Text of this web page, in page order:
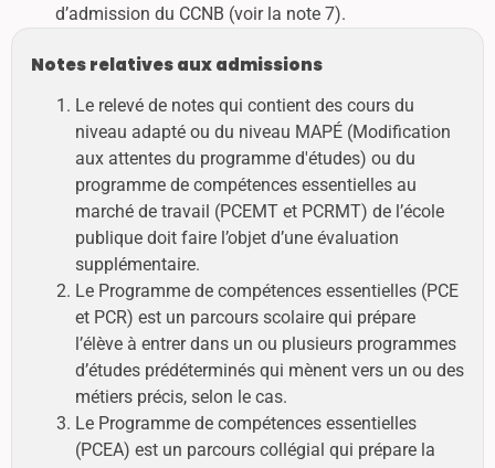
d’admission du CCNB (voir la note 7).
Notes relatives aux admissions
Le relevé de notes qui contient des cours du
niveau adapté ou du niveau MAPÉ (Modification
aux attentes du programme d'études) ou du
programme de compétences essentielles au
marché de travail (PCEMT et PCRMT) de l’école
publique doit faire l’objet d’une évaluation
supplémentaire.
Le Programme de compétences essentielles (PCE
et PCR) est un parcours scolaire qui prépare
l’élève à entrer dans un ou plusieurs programmes
d’études prédéterminés qui mènent vers un ou des
métiers précis, selon le cas.
Le Programme de compétences essentielles
(PCEA) est un parcours collégial qui prépare la